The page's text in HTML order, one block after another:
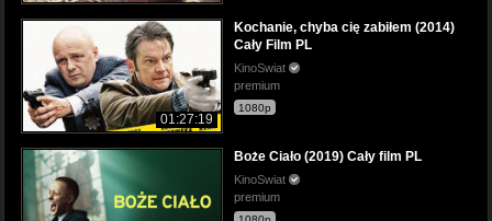
01:27:19
Kochanie, chyba cię zabiłem (2014)
Cały Film PL
KinoSwiat
premium
1080p
Boże Ciało (2019) Cały film PL
KinoSwiat
premium